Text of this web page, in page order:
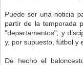
Puede ser una noticia
partir de la temporada
"departamentos", y
y, por supuesto, fútbol y
De hecho el